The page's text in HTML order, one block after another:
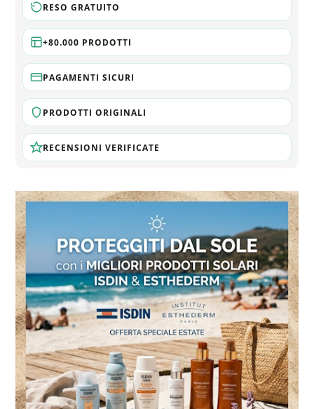
RESO GRATUITO
+80.000 PRODOTTI
PAGAMENTI SICURI
PRODOTTI ORIGINALI
RECENSIONI VERIFICATE